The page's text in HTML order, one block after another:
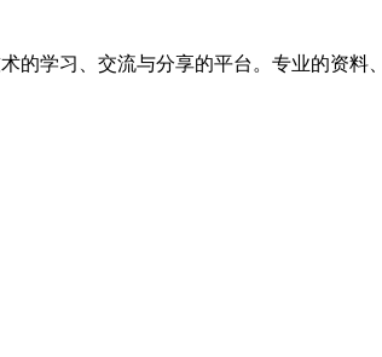
的学习、交流与分享的平台。专业的资料